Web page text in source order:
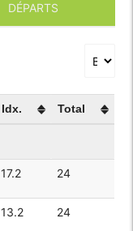
DÉPARTS
Idx. Total
17.2 24
13.2 24